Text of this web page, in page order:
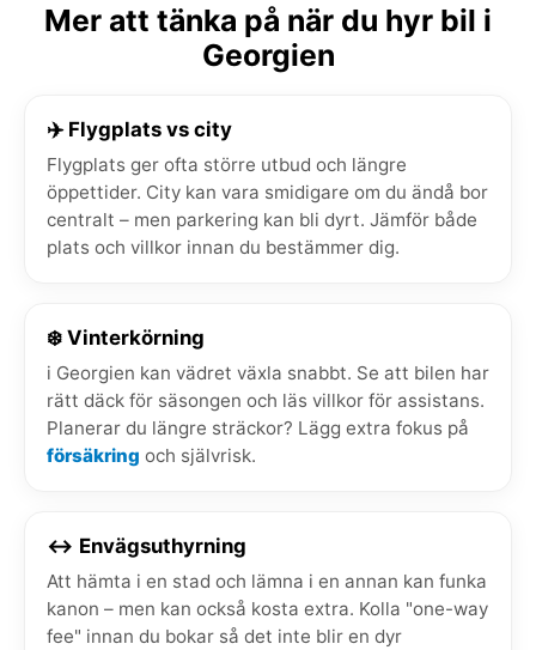
Mer att tänka på när du hyr bil i
Georgien
✈️ Flygplats vs city
Flygplats ger ofta större utbud och längre
öppettider. City kan vara smidigare om du ändå bor
centralt – men parkering kan bli dyrt. Jämför både
plats och villkor innan du bestämmer dig.
❄️ Vinterkörning
i Georgien kan vädret växla snabbt. Se att bilen har
rätt däck för säsongen och läs villkor för assistans.
Planerar du längre sträckor? Lägg extra fokus på
försäkring och självrisk.
↔️ Envägsuthyrning
Att hämta i en stad och lämna i en annan kan funka
kanon – men kan också kosta extra. Kolla "one-way
fee" innan du bokar så det inte blir en dyr